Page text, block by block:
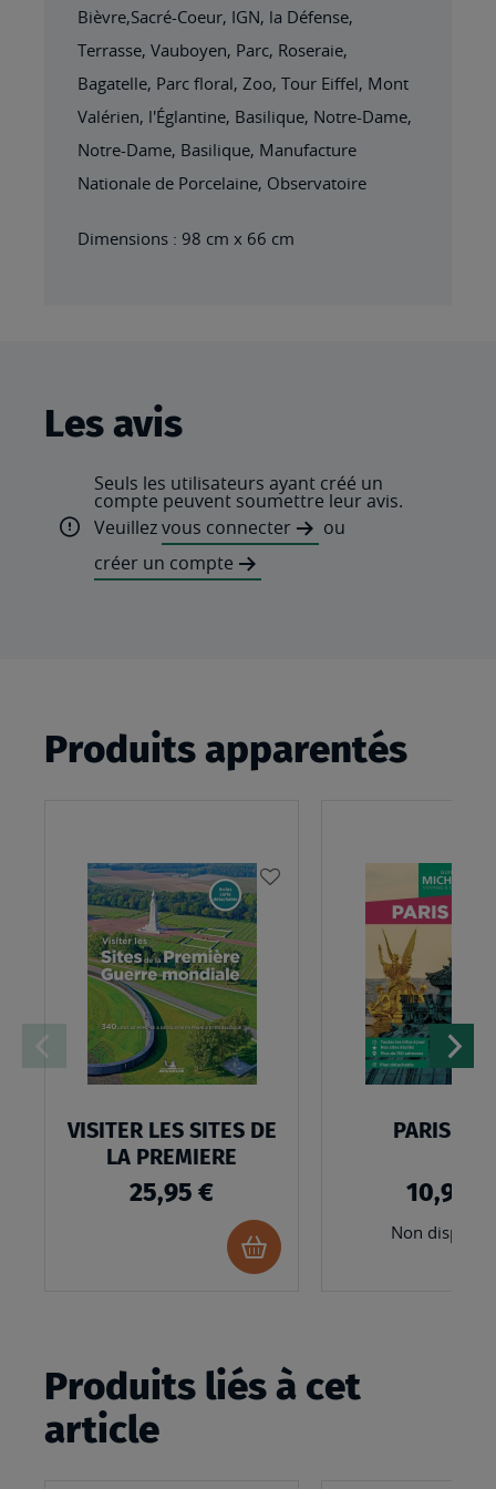
Bièvre,Sacré-Coeur, IGN, la Défense,
Terrasse, Vauboyen, Parc, Roseraie,
Bagatelle, Parc floral, Zoo, Tour Eiffel, Mont
Valérien, l'Églantine, Basilique, Notre-Dame,
Notre-Dame, Basilique, Manufacture
Nationale de Porcelaine, Observatoire
Dimensions : 98 cm x 66 cm
Les avis
Seuls les utilisateurs ayant créé un
compte peuvent soumettre leur avis.
Veuillezvous connecter
ou
créer un compte
Produits apparentés
VISITER LES SITES DE
LA PREMIERE
25,95 €
Ajouter
au
PARIS
10,95 €
Non
Produits liés à cet
article